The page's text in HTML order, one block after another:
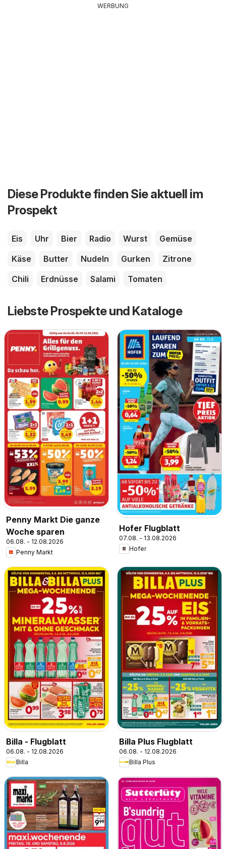
WERBUNG
Diese Produkte finden Sie aktuell im
Prospekt
Eis Uhr Bier Radio Wurst
Gemüse
Käse
Butter Nudeln Gurken
Zitrone
Chili
Erdnüsse Salami Tomaten
Liebste Prospekte und Kataloge
Penny Markt Die ganze
Woche sparen
06.08. - 12.08.2026
Penny Markt
Hofer Flugblatt
07.08. - 13.08.2026
Hofer
Billa - Flugblatt
06.08. - 12.08.2026
Billa
Billa Plus Flugblatt
06.08. - 12.08.2026
Billa Plus